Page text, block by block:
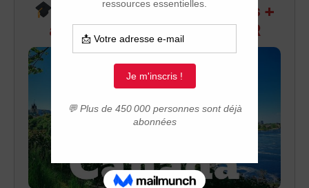
Recevez infos exclusives +
accès aux webinaires Q&R